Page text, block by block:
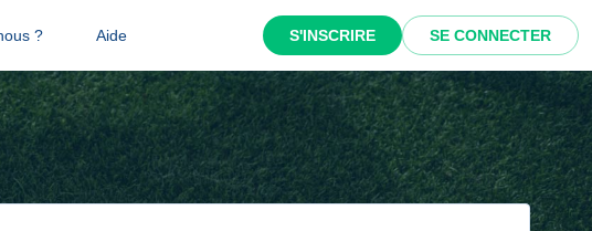
? Aide S'INSCRIRE SE CONNECTER